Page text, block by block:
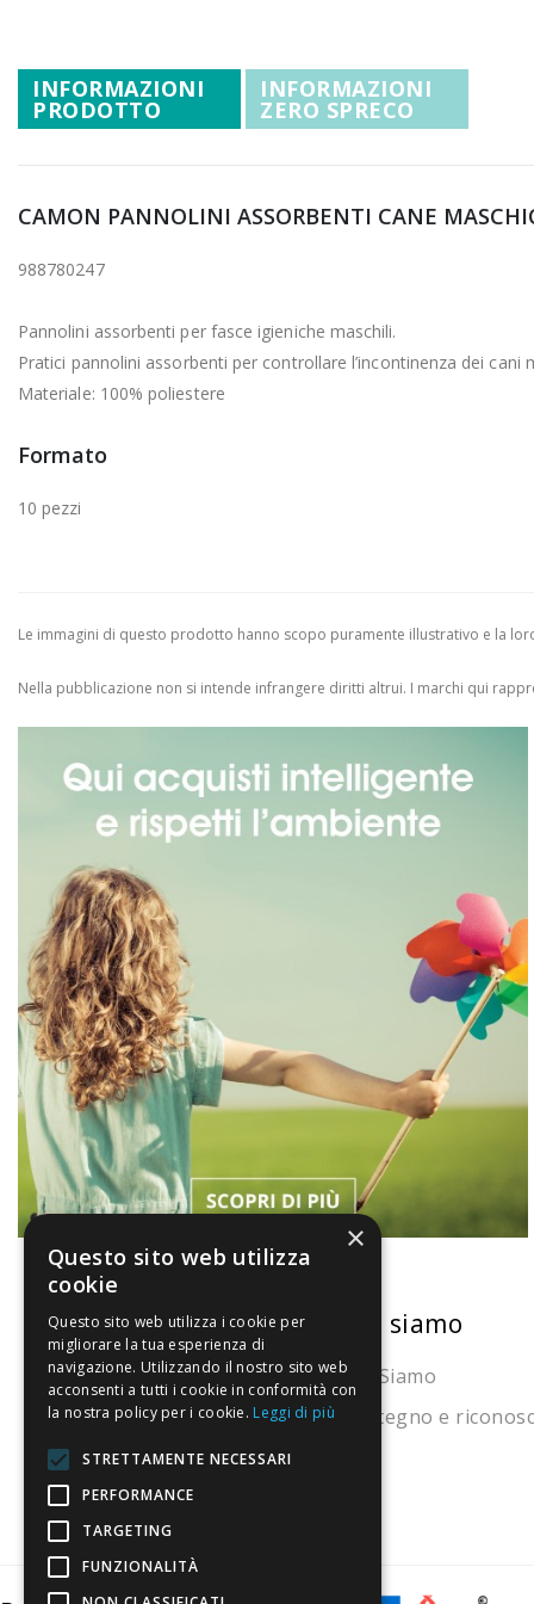
Mistery Box
galleria
immagini
INFORMAZIONI
PRODOTTO
CAMON PANNOLINI ASSORBENTI CANE
988780247
Pannolini assorbenti per fasce igieniche maschili.
Pratici pannolini assorbenti per controllare l’incontinenza dei
Materiale: 100% poliestere
Formato
10 pezzi
INFORMAZIONI
ZERO SPRECO
Le immagini di questo prodotto hanno scopo puramente illustrativo e la
Nella pubblicazione non si intende infrangere diritti altrui. I marchi qui
La nostra convenienza
Il risparmio che fa ambiente
Il nostro manifesto
Il blog
Perché fidarti
Vendi con noi
Chi siamo
Chi Siamo
Sostegno e
×
Questo sito web utilizza
cookie
Questo sito web utilizza i cookie per
migliorare la tua esperienza di
navigazione. Utilizzando il nostro sito web
acconsenti a tutti i cookie in conformità con
la nostra policy per i cookie. Leggi di più
STRETTAMENTE NECESSARI
PERFORMANCE
TARGETING
FUNZIONALITÀ